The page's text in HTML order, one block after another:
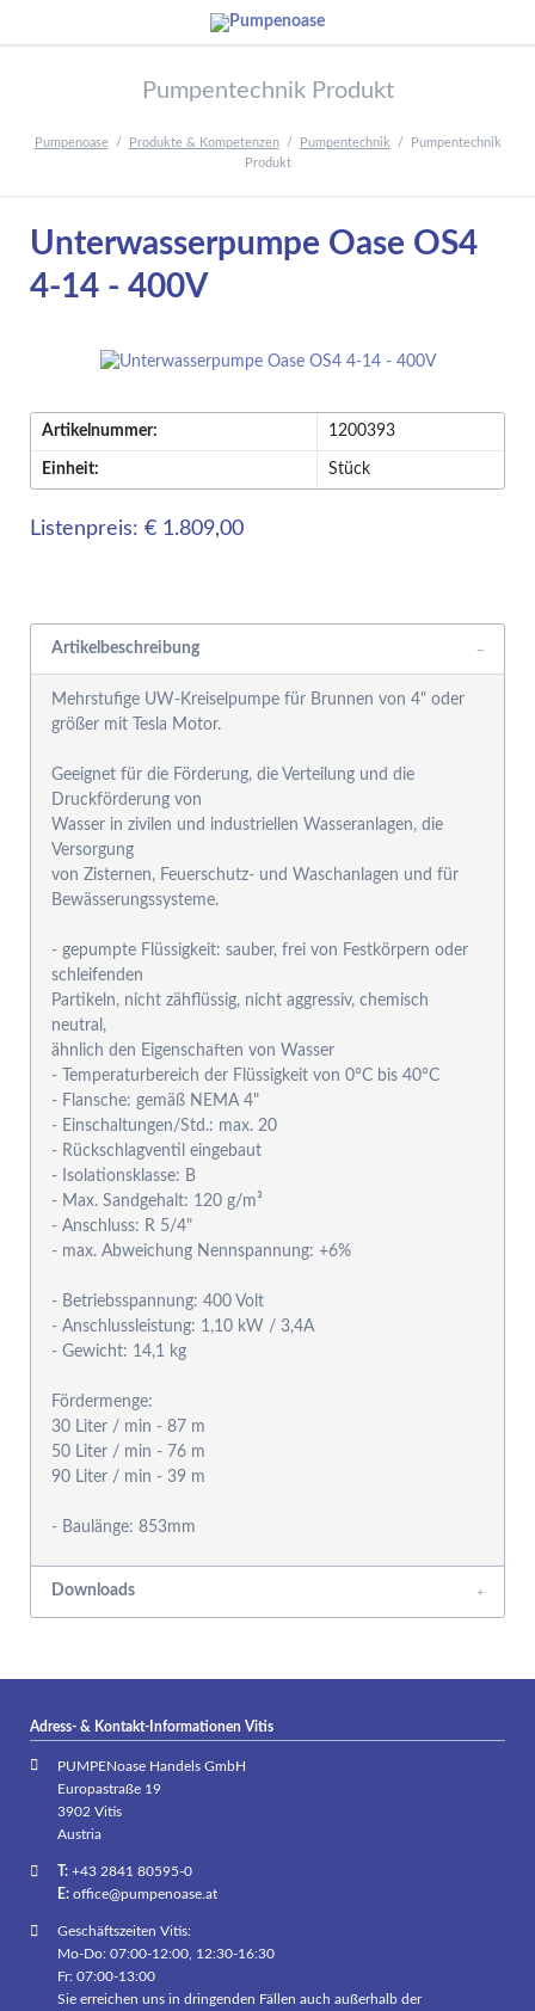
Pumpentechnik Produkt
Pumpenoase Produkte & Kompetenzen Pumpentechnik
Pumpentechnik
Produkt
Unterwasserpumpe Oase OS4
4-14 - 400V
Artikelnummer: 1200393
Einheit: Stück
Listenpreis: € 1.809,00
Artikelbeschreibung
Mehrstufige UW-Kreiselpumpe für Brunnen von 4" oder
größer mit Tesla Motor.
Geeignet für die Förderung, die Verteilung und die
Druckförderung von
Wasser in zivilen und industriellen Wasseranlagen, die
Versorgung
von Zisternen, Feuerschutz- und Waschanlagen und für
Bewässerungssysteme.
- gepumpte Flüssigkeit: sauber, frei von Festkörpern oder
schleifenden
Partikeln, nicht zähflüssig, nicht aggressiv, chemisch
neutral,
ähnlich den Eigenschaften von Wasser
- Temperaturbereich der Flüssigkeit von 0°C bis 40°C
- Flansche: gemäß NEMA 4"
- Einschaltungen/Std.: max. 20
- Rückschlagventil eingebaut
- Isolationsklasse: B
- Max. Sandgehalt: 120 g/m³
- Anschluss: R 5/4"
- max. Abweichung Nennspannung: +6%
- Betriebsspannung: 400 Volt
- Anschlussleistung: 1,10 kW / 3,4A
- Gewicht: 14,1 kg
Fördermenge:
30 Liter / min - 87 m
50 Liter / min - 76 m
90 Liter / min - 39 m
Downloads
Adress- & Kontakt-Informationen Vitis
PUMPENoase Handels GmbH
Europastraße 19
3902 Vitis
Austria
T:+43 2841 80595-0
E: office@pumpenoase.at
Geschäftszeiten Vitis:
Mo-Do: 07:00-12:00, 12:30-16:30
Fr: 07:00-13:00
Sie erreichen uns in dringenden Fällen auch außerhalb der